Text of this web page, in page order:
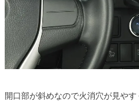
開口部が斜めなので火消穴が見や